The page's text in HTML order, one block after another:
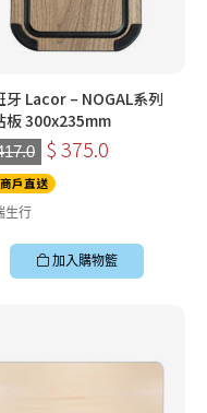
牙 Lacor – NOGAL系列
板 300x235mm
$ 375.0
戶直送
生行
加入購物籃